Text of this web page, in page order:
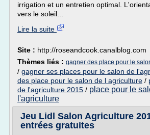
irrigation et un entretien optimal.
vers le soleil...
Lire la suite
Site : http://roseandcook.canalblog.com
Thèmes liés : gagner des place pour le
/ gagner ses places pour le salon de
des place pour le salon de l agriculture /
de l'agriculture 2015 / place pour le
l'agriculture
Jeu Lidl Salon Agriculture
entrées gratuites